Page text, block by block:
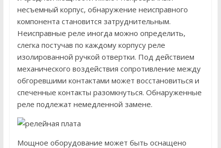
несъемный корпус, обнаружение неисправного
компонента становится затруднительным.
Неисправные реле иногда можно определить,
слегка постучав по каждому корпусу реле
изолированной ручкой отвертки. Под действием
механического воздействия сопротивление между
обгоревшими контактами может восстановиться и
спеченные контакты разомкнуться. Обнаруженные
реле подлежат немедленной замене.
Мощное оборудование может быть оснащено